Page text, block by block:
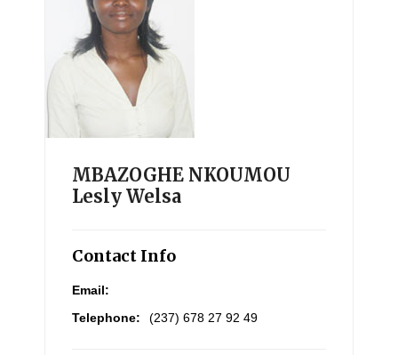
MBAZOGHE NKOUMOU
Lesly Welsa
Contact Info
Email:
Telephone:
(237) 678 27 92 49